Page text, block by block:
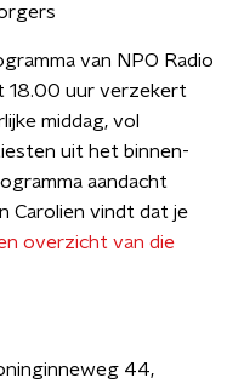
van NPO Radio
18.00 uur verzekert
middag, vol
uit het binnen-
aandacht
Carolien vindt dat je
overzicht van die
44,